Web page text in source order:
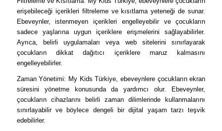
erişebileceği içerikleri filtreleme ve kısıtlama yeteneği de sunar.
Ebeveynler, istenmeyen içerikleri engelleyebilir ve çocukların
sadece yaşlarına uygun içeriklere erişmelerini sağlayabilirler.
Ayrıca, belirli uygulamaları veya web sitelerini sınırlayarak
çocukların dikkat dağıtıcı içeriklere maruz kalmasını
engelleyebilirler.
Zaman Yönetimi: My Kids Türkiye, ebeveynlere çocukların ekran
süresini yönetme konusunda da yardımcı olur. Ebeveynler,
çocukların cihazlarını belirli zaman dilimlerinde kullanmalarını
sınırlayabilir ve böylece dengeli bir dijital yaşam tarzı teşvik
edebilirler.